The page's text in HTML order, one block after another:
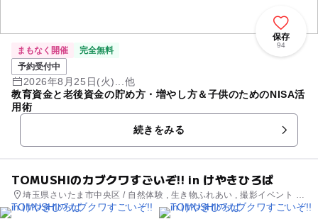
保存
94
まもなく開催
完全無料
予約受付中
2026年8月25日(火)...他
教育資金と老後資金の貯め方・増やし方＆子供のためのNISA活
用術
続きをみる
TOMUSHIのカブクワすごいぞ!! in けやきひろば
埼玉県さいたま市中央区 / 自然体験 , 生き物ふれあい , 撮影イベント ,
芸術鑑賞・自然観賞 , 季節のイベント , ものづくり・学び体験 , 街なか